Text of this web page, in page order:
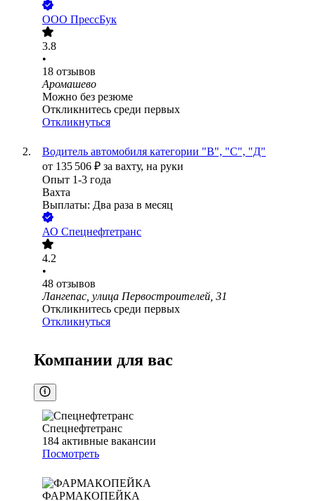
ООО ПрессБук
3.8
•
18 отзывов
Аромашево
Можно без резюме
Откликнитесь среди первых
Откликнуться
Водитель автомобиля категории "В", "С", "Д"
от 135 506 ₽ за вахту, на руки
Опыт 1-3 года
Вахта
Выплаты: Два раза в месяц
АО Спецнефтетранс
4.2
•
48 отзывов
Лангепас, улица Первостроителей, 31
Откликнитесь среди первых
Откликнуться
Компании для вас
Спецнефтетранс
184 активные вакансии
Посмотреть
ФАРМАКОПЕЙКА